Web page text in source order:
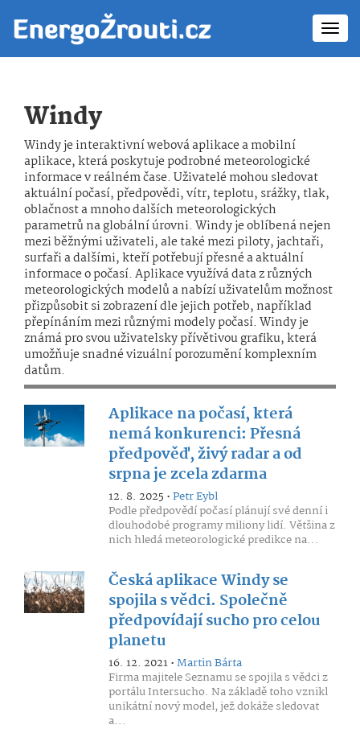
Windy
Windy je interaktivní webová aplikace a mobilní
aplikace, která poskytuje podrobné meteorologické
informace v reálném čase. Uživatelé mohou sledovat
aktuální počasí, předpovědi, vítr, teplotu, srážky, tlak,
oblačnost a mnoho dalších meteorologických
parametrů na globální úrovni. Windy je oblíbená nejen
mezi běžnými uživateli, ale také mezi piloty, jachtaři,
surfaři a dalšími, kteří potřebují přesné a aktuální
informace o počasí. Aplikace využívá data z různých
meteorologických modelů a nabízí uživatelům možnost
přizpůsobit si zobrazení dle jejich potřeb, například
přepínáním mezi různými modely počasí. Windy je
známá pro svou uživatelsky přívětivou grafiku, která
umožňuje snadné vizuální porozumění komplexním
datům.
Aplikace na počasí, která
nemá konkurenci: Přesná
předpověď, živý radar a od
srpna je zcela zdarma
12. 8. 2025 •Petr Eybl
Podle předpovědí počasí plánují své denní i
dlouhodobé programy miliony lidí. Většina z
nich hledá meteorologické predikce na...
Česká aplikace Windy se
spojila s vědci. Společně
předpovídají sucho pro celou
planetu
16. 12. 2021 •Martin Bárta
Firma majitele Seznamu se spojila s vědci z
portálu Intersucho. Na základě toho vznikl
unikátní nový model, jež dokáže sledovat
a...